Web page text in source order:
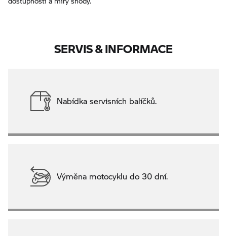
SERVIS & INFORMACE
Nabídka servisních balíčků.
Výměna motocyklu do 30 dní.